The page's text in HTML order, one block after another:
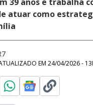
atuar como
EM 24/04/2026 -